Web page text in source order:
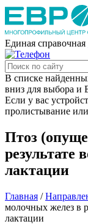
Единая справочная
В списке
вниз для выбора и
Если у вас
пролистывание
Птоз
результате
лактации
Главная /
молочных желез в
лактации